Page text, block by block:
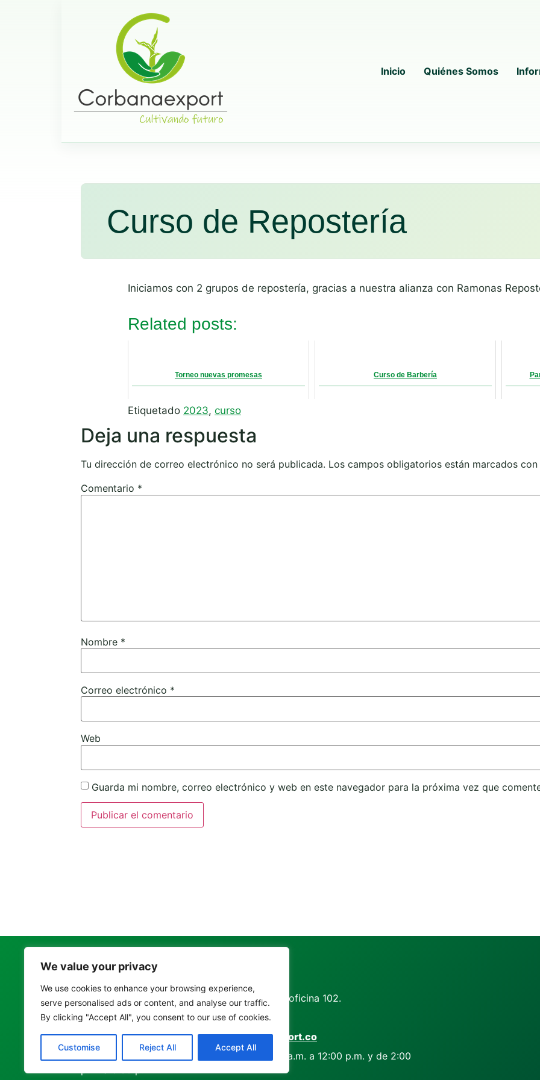
We value your privacy
We use cookies to enhance your browsing experience,
serve personalised ads or content, and analyse our traffic.
By clicking "Accept All", you consent to our use of cookies.
Customise Reject All Accept All
Inicio Quiénes Somos
Curso de Repostería
Iniciamos con 2 grupos de repostería, gracias a nuestra alianza con Ramonas
Related posts:
Torneo nuevas promesas Curso de Barbería
Etiquetado 2023, curso
Deja una respuesta
Tu dirección de correo electrónico no será publicada. Los campos obligatorios están marcados con
Comentario *
Nombre *
Correo electrónico *
Web
Guarda mi nombre, correo electrónico y web en este navegador para la próxima vez que
Contáctenos
Dirección:Crr 101 #73 A-09 EDS La Navarra oficina 102.
Celular: 314 762 3519
Correo electrónico: asistente@corbanaexport.co
Horario de atención:
lunes a viernes de 7:00 a.m. a 12:00 p.m. y de 2:00